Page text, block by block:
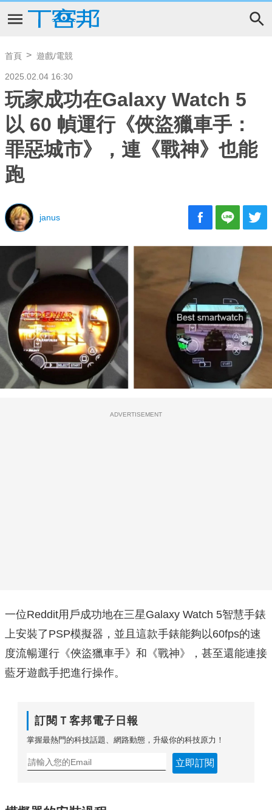
首頁 遊戲/電競
2025.02.04 16:30
玩家成功在Galaxy Watch 5
以 60 幀運行《俠盜獵車手：
罪惡城市》，連《戰神》也能
跑
janus
ADVERTISEMENT
一位Reddit用戶成功地在三星Galaxy Watch 5智慧手錶
上安裝了PSP模擬器，並且這款手錶能夠以60fps的速
度流暢運行《俠盜獵車手》和《戰神》，甚至還能連接
藍牙遊戲手把進行操作。
訂閱Ｔ客邦電子日報
掌握最熱門的科技話題、網路動態，升級你的科技原力！
立即訂閱